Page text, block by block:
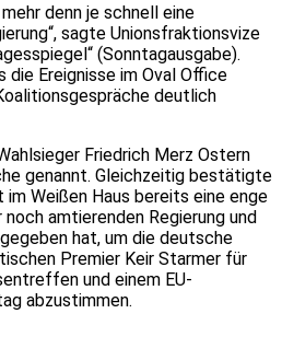
denn je schnell eine
sagte Unionsfraktionsvize
(Sonntagausgabe).
die Ereignisse im Oval Office
deutlich
Friedrich Merz Ostern
genannt. Gleichzeitig bestätigte
im Weißen Haus bereits eine enge
amtierenden Regierung und
hat, um die deutsche
Premier Keir Starmer für
und einem EU-
abzustimmen.